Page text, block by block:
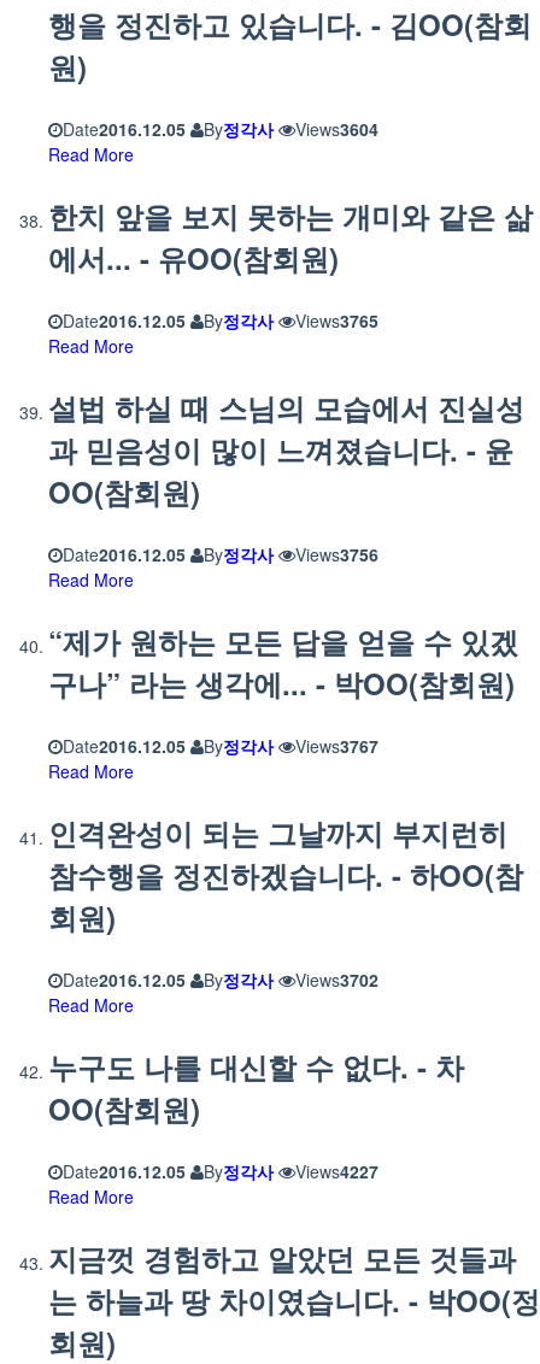
행을 정진하고 있습니다. - 김OO(참회
원)
Date2016.12.05 By정각사 Views3604
Read More
한치 앞을 보지 못하는 개미와 같은 삶
에서... - 유OO(참회원)
Date2016.12.05 By정각사 Views3765
Read More
설법 하실 때 스님의 모습에서 진실성
과 믿음성이 많이 느껴졌습니다. - 윤
OO(참회원)
Date2016.12.05 By정각사 Views3756
Read More
“제가 원하는 모든 답을 얻을 수 있겠
구나” 라는 생각에... - 박OO(참회원)
Date2016.12.05 By정각사 Views3767
Read More
인격완성이 되는 그날까지 부지런히
참수행을 정진하겠습니다. - 하OO(참
회원)
Date2016.12.05 By정각사 Views3702
Read More
누구도 나를 대신할 수 없다. - 차
OO(참회원)
Date2016.12.05 By정각사 Views4227
Read More
지금껏 경험하고 알았던 모든 것들과
는 하늘과 땅 차이였습니다. - 박OO(정
회원)